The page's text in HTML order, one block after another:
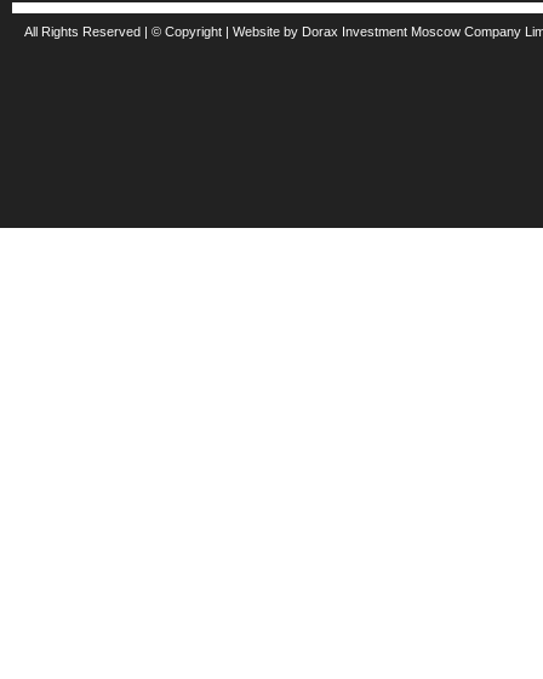
All Rights Reserved | © Copyright | Website by Dorax Investment Moscow Company